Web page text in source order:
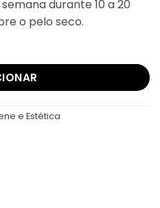
durante 10 a 20
o pelo seco.
e Estética